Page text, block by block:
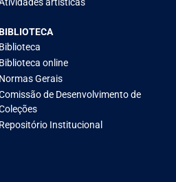
Biblioteca
Biblioteca online
Normas Gerais
de Desenvolvimento de
Repositório Institucional